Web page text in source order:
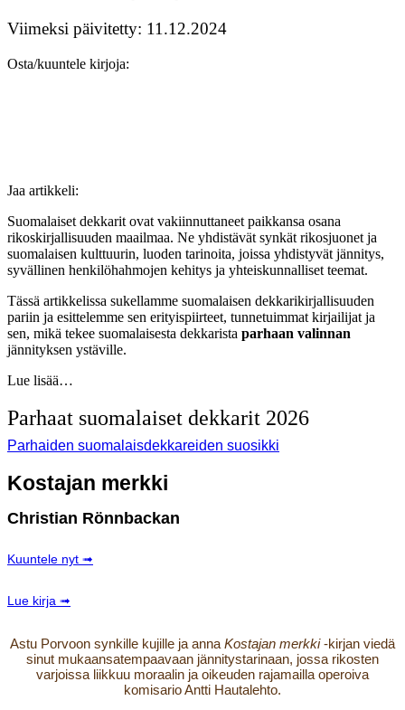
Viimeksi päivitetty: 11.12.2024
Osta/kuuntele kirjoja:
Jaa artikkeli:
Suomalaiset dekkarit ovat vakiinnuttaneet paikkansa osana
rikoskirjallisuuden maailmaa. Ne yhdistävät synkät rikosjuonet ja
suomalaisen kulttuurin, luoden tarinoita, joissa yhdistyvät jännitys,
syvällinen henkilöhahmojen kehitys ja yhteiskunnalliset teemat.
Tässä artikkelissa sukellamme suomalaisen dekkarikirjallisuuden
pariin ja esittelemme sen erityispiirteet, tunnetuimmat kirjailijat ja
sen, mikä tekee suomalaisesta dekkarista parhaan valinnan
jännityksen ystäville.
Lue lisää…
Parhaat suomalaiset dekkarit 2026
Parhaiden suomalaisdekkareiden suosikki
Kostajan merkki
Christian Rönnbackan
Kuuntele nyt ➟
Lue kirja ➟
Astu Porvoon synkille kujille ja anna Kostajan merkki-kirjan viedä
sinut mukaansatempaavaan jännitystarinaan, jossa rikosten
varjoissa liikkuu moraalin ja oikeuden rajamailla operoiva
komisario Antti Hautalehto.